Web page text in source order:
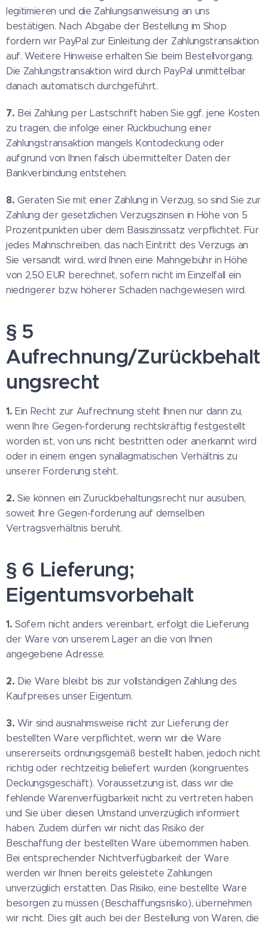
legitimieren und die Zahlungsanweisung an uns
bestätigen. Nach Abgabe der Bestellung im Shop
fordern wir PayPal zur Einleitung der Zahlungstransaktion
auf. Weitere Hinweise erhalten Sie beim Bestellvorgang.
Die Zahlungstransaktion wird durch PayPal unmittelbar
danach automatisch durchgeführt.
7. Bei Zahlung per Lastschrift haben Sie ggf. jene Kosten
zu tragen, die infolge einer Rückbuchung einer
Zahlungstransaktion mangels Kontodeckung oder
aufgrund von Ihnen falsch übermittelter Daten der
Bankverbindung entstehen.
8. Geraten Sie mit einer Zahlung in Verzug, so sind Sie zur
Zahlung der gesetzlichen Verzugszinsen in Höhe von 5
Prozentpunkten über dem Basiszinssatz verpflichtet. Für
jedes Mahnschreiben, das nach Eintritt des Verzugs an
Sie versandt wird, wird Ihnen eine Mahngebühr in Höhe
von 2,50 EUR berechnet, sofern nicht im Einzelfall ein
niedrigerer bzw. höherer Schaden nachgewiesen wird.
§ 5
Aufrechnung/Zurückbehalt
ungsrecht
1. Ein Recht zur Aufrechnung steht Ihnen nur dann zu,
wenn Ihre Gegen-forderung rechtskräftig festgestellt
worden ist, von uns nicht bestritten oder anerkannt wird
oder in einem engen synallagmatischen Verhältnis zu
unserer Forderung steht.
2. Sie können ein Zurückbehaltungsrecht nur ausüben,
soweit Ihre Gegen-forderung auf demselben
Vertragsverhältnis beruht.
§ 6 Lieferung;
Eigentumsvorbehalt
1. Sofern nicht anders vereinbart, erfolgt die Lieferung
der Ware von unserem Lager an die von Ihnen
angegebene Adresse.
2. Die Ware bleibt bis zur vollständigen Zahlung des
Kaufpreises unser Eigentum.
3. Wir sind ausnahmsweise nicht zur Lieferung der
bestellten Ware verpflichtet, wenn wir die Ware
unsererseits ordnungsgemäß bestellt haben, jedoch nicht
richtig oder rechtzeitig beliefert wurden (kongruentes
Deckungsgeschäft). Voraussetzung ist, dass wir die
fehlende Warenverfügbarkeit nicht zu vertreten haben
und Sie über diesen Umstand unverzüglich informiert
haben. Zudem dürfen wir nicht das Risiko der
Beschaffung der bestellten Ware übernommen haben.
Bei entsprechender Nichtverfügbarkeit der Ware
werden wir Ihnen bereits geleistete Zahlungen
unverzüglich erstatten. Das Risiko, eine bestellte Ware
besorgen zu müssen (Beschaffungsrisiko), übernehmen
wir nicht. Dies gilt auch bei der Bestellung von Waren, die